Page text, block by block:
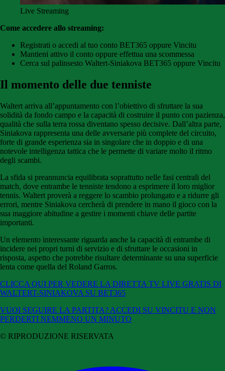
Live Streaming
Come accedere allo streaming:
Registrati o accedi al tuo conto BET365 oppure Vincitu
Mantieni attivo il conto oppure effettua una scommessa
Cerca sul palinsesto Waltert-Siniakova BET365 oppure Vincitu
Il momento delle due tenniste
Waltert arriva all’appuntamento con l’obiettivo di sfruttare la sua
solidità da fondo campo e la capacità di costruire il punto con pazienza,
qualità che sulla terra rossa diventano spesso decisive. Dall’altra parte,
Siniakova rappresenta una delle avversarie più complete del circuito,
forte di grande esperienza sia in singolare che in doppio e di una
notevole intelligenza tattica che le permette di variare molto il ritmo
degli scambi.
La sfida si preannuncia equilibrata soprattutto nelle fasi centrali del
match, dove entrambe le tenniste tendono a esprimere il loro miglior
tennis. Waltert proverà a reggere lo scambio prolungato e a ridurre gli
errori, mentre Siniakova cercherà di prendere in mano il gioco con la
sua maggiore abitudine a gestire i momenti chiave delle partite
importanti.
Un elemento interessante riguarda anche la capacità di entrambe di
incidere nei propri turni di servizio e di sfruttare le occasioni in
risposta, aspetto che potrebbe risultare determinante su una superficie
lenta come quella del Roland Garros.
CLICCA QUI PER VEDERE LA DIRETTA TV LIVE GRATIS DI
WALTERT-SINIAKOVA SU BET365
VUOI SEGUIRE LA PARTITA? ACCEDI SU VINCITU E NON
PERDERTI NEMMENO UN MINUTO
© RIPRODUZIONE RISERVATA